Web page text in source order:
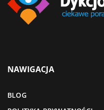
NAWIGACJA
BLOG